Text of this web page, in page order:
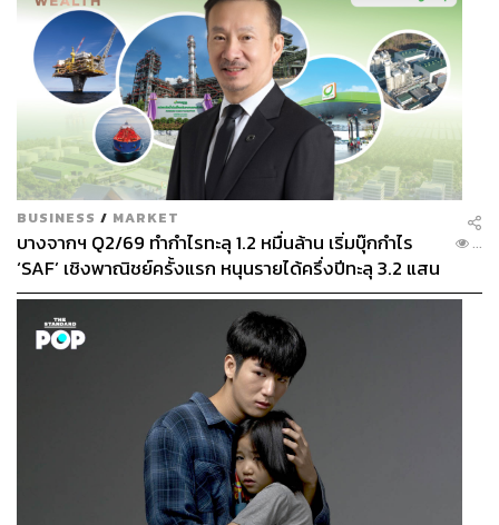
BUSINESS / MARKET
บางจากฯ Q2/69 ทำกำไรทะลุ 1.2 หมื่นล้าน เริ่มบุ๊กกำไร
‘SAF’ เชิงพาณิชย์ครั้งแรก หนุนรายได้ครึ่งปีทะลุ 3.2 แสน
ล้าน
...